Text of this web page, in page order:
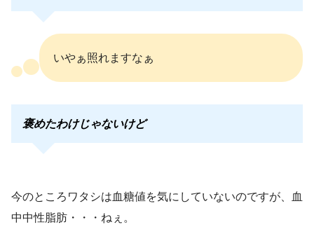
いやぁ照れますなぁ
褒めたわけじゃないけど
今のところワタシは血糖値を気にしていないのですが、血
中中性脂肪・・・ねぇ。